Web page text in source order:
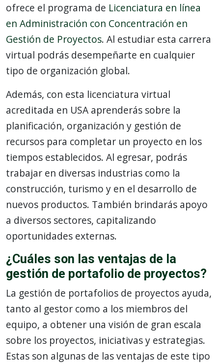
ofrece el programa de Licenciatura en línea
en Administración con Concentración en
Gestión de Proyectos. Al estudiar esta carrera
virtual podrás desempeñarte en cualquier
tipo de organización global.
Además, con esta licenciatura virtual
acreditada en USA aprenderás sobre la
planificación, organización y gestión de
recursos para completar un proyecto en los
tiempos establecidos. Al egresar, podrás
trabajar en diversas industrias como la
construcción, turismo y en el desarrollo de
nuevos productos. También brindarás apoyo
a diversos sectores, capitalizando
oportunidades externas.
¿Cuáles son las ventajas de la
gestión de portafolio de proyectos?
La gestión de portafolios de proyectos ayuda,
tanto al gestor como a los miembros del
equipo, a obtener una visión de gran escala
sobre los proyectos, iniciativas y estrategias.
Estas son algunas de las ventajas de este tipo